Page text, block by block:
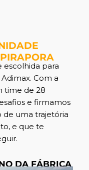
escolhida para
Com a
time de 28
e firmamos
de uma trajetória
e que te
DA FÁBRICA